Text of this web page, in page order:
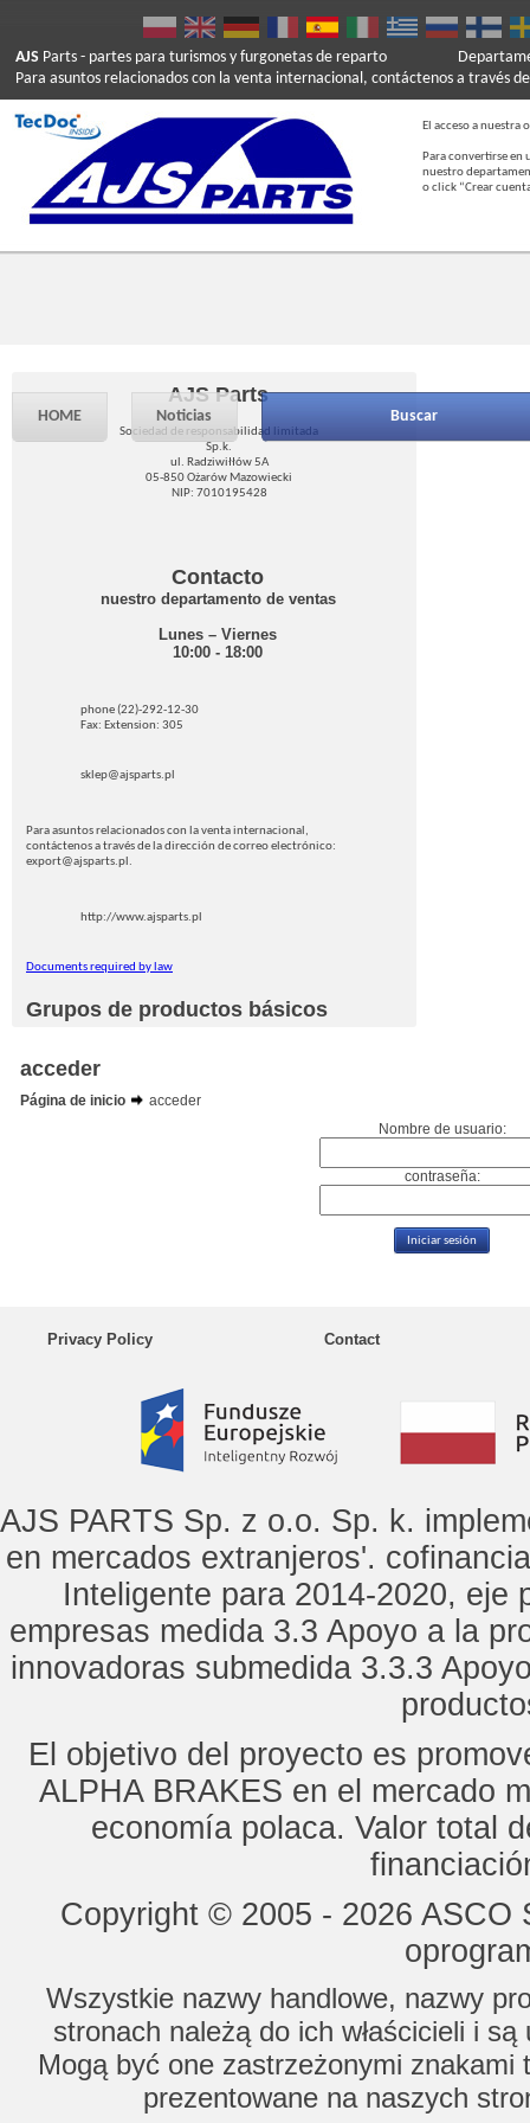
AJS Parts - partes para turismos y furgonetas de reparto
Para asuntos relacionados con la venta internacional, contáctenos a través
El acceso a nuestra
Para convertirse en
nuestro
o click “Crear
HOME Noticias Buscar
AJS Parts
Sociedad de responsabilidad limitada
Sp.k.
ul. Radziwiłłów 5A
05-850 Ożarów Mazowiecki
NIP: 7010195428
Contacto
nuestro departamento de ventas
Lunes – Viernes
10:00 - 18:00
phone (22)-292-12-30
Fax: Extension: 305
sklep@ajsparts.pl
Para asuntos relacionados con la venta internacional,
contáctenos a través de la dirección de correo electrónico:
export@ajsparts.pl.
http://www.ajsparts.pl
Documents required by law
Grupos de productos básicos
acceder
Página de inicio
acceder
Nombre de usuario:
contraseña:
Privacy Policy Contact
AJS PARTS Sp. z o.o. Sp. k.
en mercados extranjeros'.
Inteligente para 2014-2020, eje
empresas medida 3.3 Apoyo a la
innovadoras submedida 3.3.3
El objetivo del proyecto es
ALPHA BRAKES en el mercado
economía polaca. Valor total
Copyright © 2005 - 2026
Wszystkie nazwy handlowe, nazwy
stronach należą do ich właścicieli i
Mogą być one zastrzeżonymi znakami
prezentowane na naszych